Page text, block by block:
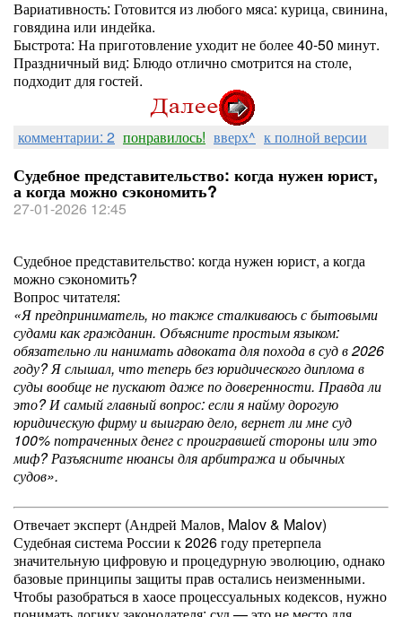
Вариативность: Готовится из любого мяса: курица, свинина,
говядина или индейка.
Быстрота: На приготовление уходит не более 40-50 минут.
Праздничный вид: Блюдо отлично смотрится на столе,
подходит для гостей.
комментарии: 2 понравилось! вверх^ к полной версии
Судебное представительство: когда нужен юрист,
а когда можно сэкономить?
27-01-2026 12:45
Судебное представительство: когда нужен юрист, а когда
можно сэкономить?
Вопрос читателя:
«Я предприниматель, но также сталкиваюсь с бытовыми
судами как гражданин. Объясните простым языком:
обязательно ли нанимать адвоката для похода в суд в 2026
году? Я слышал, что теперь без юридического диплома в
суды вообще не пускают даже по доверенности. Правда ли
это? И самый главный вопрос: если я найму дорогую
юридическую фирму и выиграю дело, вернет ли мне суд
100% потраченных денег с проигравшей стороны или это
миф? Разъясните нюансы для арбитража и обычных
судов».
Отвечает эксперт (Андрей Малов, Malov & Malov)
Судебная система России к 2026 году претерпела
значительную цифровую и процедурную эволюцию, однако
базовые принципы защиты прав остались неизменными.
Чтобы разобраться в хаосе процессуальных кодексов, нужно